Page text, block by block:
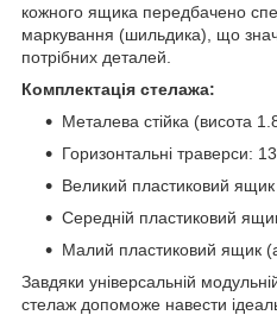
кожного ящика передбачено
маркування (шильдика), що
потрібних деталей.
Комплектація стелажа:
Металева стійка (висота
Горизонтальні траверси:
Великий пластиковий
Середній пластиковий
Малий пластиковий ящик
Завдяки універсальній
стелаж допоможе навести